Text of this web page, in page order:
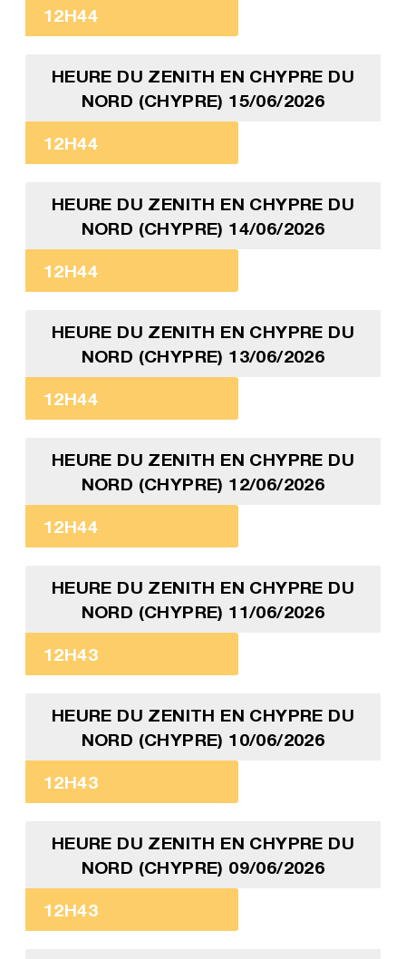
12H44
HEURE DU ZENITH EN CHYPRE DU
NORD (CHYPRE) 15/06/2026
12H44
HEURE DU ZENITH EN CHYPRE DU
NORD (CHYPRE) 14/06/2026
12H44
HEURE DU ZENITH EN CHYPRE DU
NORD (CHYPRE) 13/06/2026
12H44
HEURE DU ZENITH EN CHYPRE DU
NORD (CHYPRE) 12/06/2026
12H44
HEURE DU ZENITH EN CHYPRE DU
NORD (CHYPRE) 11/06/2026
12H43
HEURE DU ZENITH EN CHYPRE DU
NORD (CHYPRE) 10/06/2026
12H43
HEURE DU ZENITH EN CHYPRE DU
NORD (CHYPRE) 09/06/2026
12H43